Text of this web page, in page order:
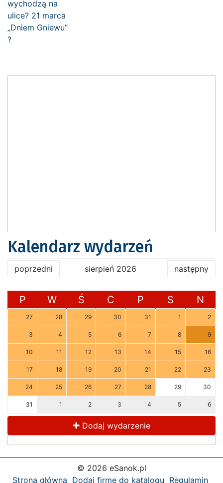
Kalendarz wydarzeń
poprzedni sierpień 2026 następny
P W Ś C P S N
27 28 29 30 31 1 2
3 4 5 6 7 8 9
10 11 12 13 14 15 16
17 18 19 20 21 22 23
24 25 26 27 28 29 30
31 1 2 3 4 5 6
Dodaj wydarzenie
© 2026 eSanok.pl
Strona główna Dodaj firmę do katalogu Regulamin